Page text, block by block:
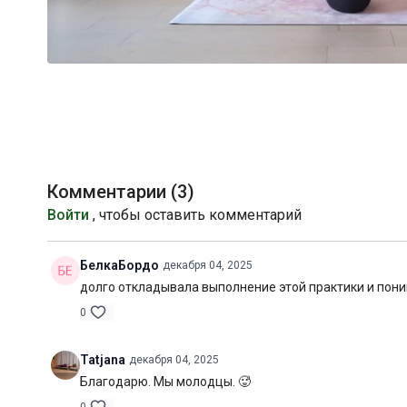
Комментарии (3)
Войти , чтобы оставить комментарий
БелкаБордо декабря 04, 2025
долго откладывала выполнение этой практики и
0
Tatjana декабря 04, 2025
Благодарю. Мы молодцы. 🥵